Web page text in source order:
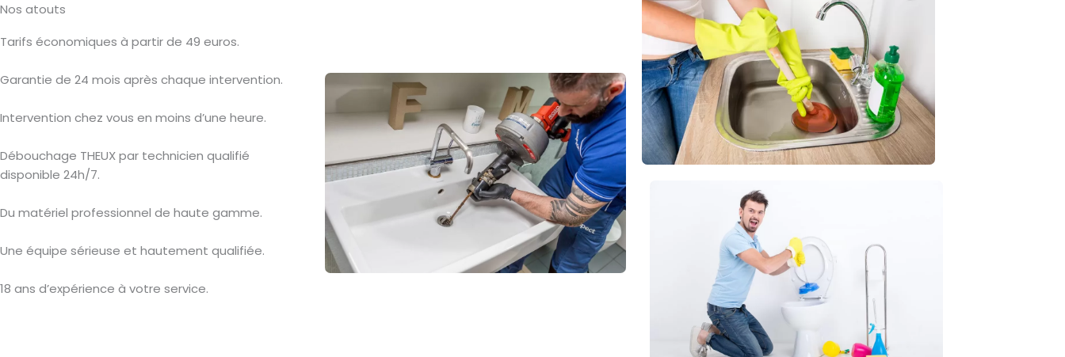
Nos atouts
Tarifs économiques à partir de 49 euros.
Garantie de 24 mois après chaque intervention.
Intervention chez vous en moins d’une heure.
Débouchage THEUX par technicien qualifié
disponible 24h/7.
Du matériel professionnel de haute gamme.
Une équipe sérieuse et hautement qualifiée.
18 ans d’expérience à votre service.